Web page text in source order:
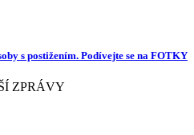
s postižením. Podívejte se na FOTKY
ZPRÁVY